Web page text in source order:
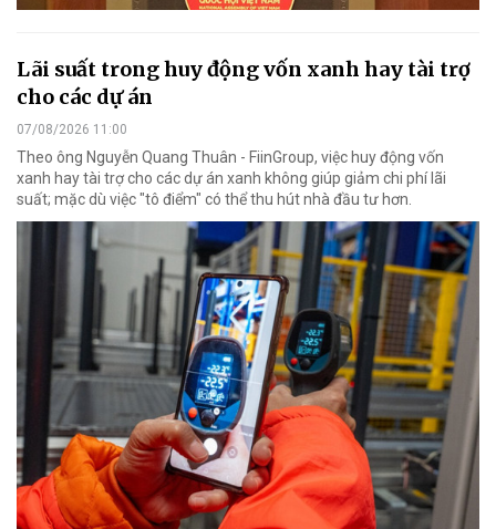
Lãi suất trong huy động vốn xanh hay tài trợ
cho các dự án
07/08/2026 11:00
Theo ông Nguyễn Quang Thuân - FiinGroup, việc huy động vốn
xanh hay tài trợ cho các dự án xanh không giúp giảm chi phí lãi
suất; mặc dù việc "tô điểm" có thể thu hút nhà đầu tư hơn.